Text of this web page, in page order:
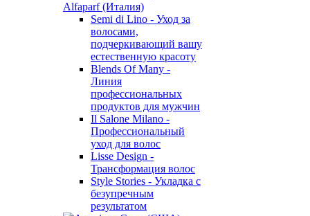
Alfaparf (Италия)
Semi di Lino - Уход за
волосами,
подчеркивающий вашу
естественную красоту
Blends Of Many -
Линия
профессиональных
продуктов для мужчин
Il Salone Milano -
Профессиональный
уход для волос
Lisse Design -
Трансформация волос
Style Stories - Укладка с
безупречным
результатом